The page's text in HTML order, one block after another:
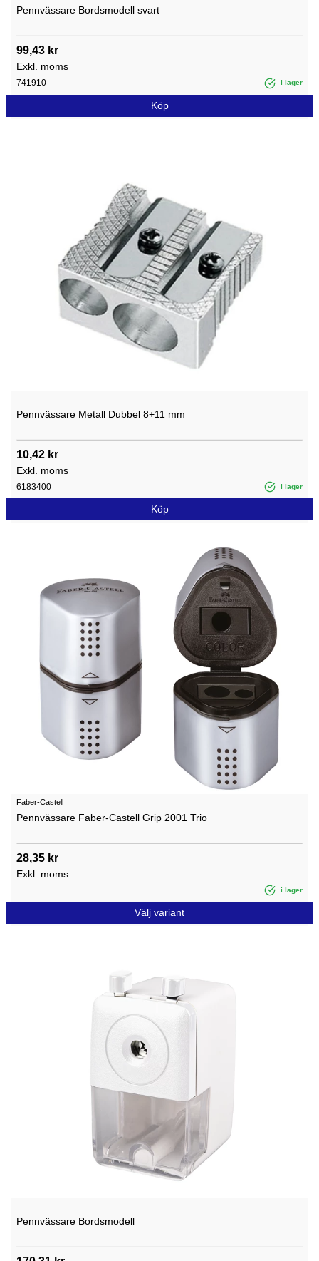
Pennvässare Bordsmodell svart
99,43 kr
Exkl. moms
741910 i lager
Köp
Pennvässare Metall Dubbel 8+11 mm
10,42 kr
Exkl. moms
6183400 i lager
Köp
Faber-Castell
Pennvässare Faber-Castell Grip 2001 Trio
28,35 kr
Exkl. moms
i lager
Välj variant
Pennvässare Bordsmodell